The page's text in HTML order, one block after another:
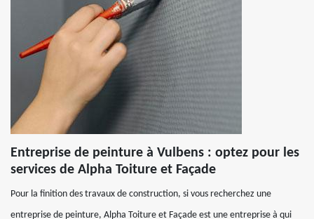
Entreprise de peinture à Vulbens : optez pour les
services de Alpha Toiture et Façade
Pour la finition des travaux de construction, si vous recherchez une
entreprise de peinture, Alpha Toiture et Façade est une entreprise à qui